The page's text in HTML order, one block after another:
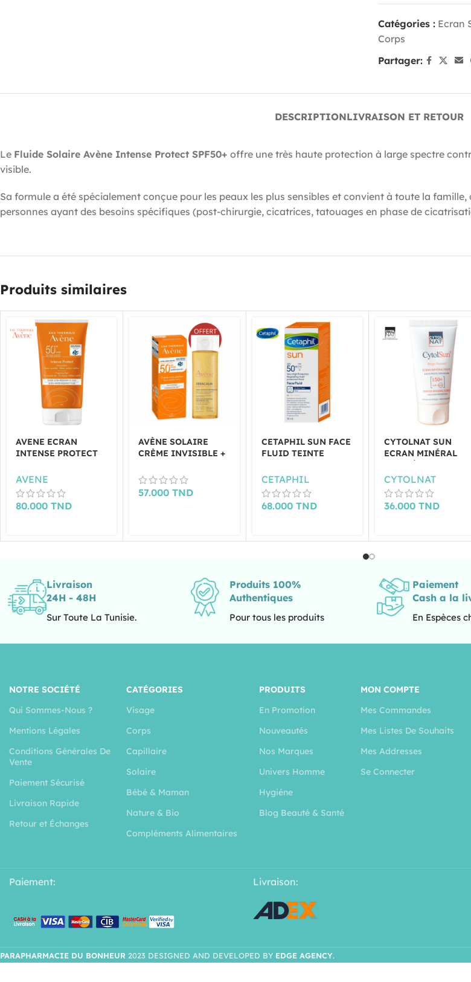
Catégories : Ecran
Corps
Partager:
DESCRIPTIONLIVRAISON ET RETOUR
Le Fluide Solaire Avène Intense Protect SPF50+ offre une très haute protection à large spectre
visible.
Sa formule a été spécialement conçue pour les peaux les plus sensibles et convient à toute la famille,
personnes ayant des besoins spécifiques (post-chirurgie, cicatrices, tatouages en phase de
Produits similaires
AVENE ECRAN
INTENSE PROTECT
AVENE
80.000 TND
AVÈNE SOLAIRE
CRÈME INVISIBLE +
LAVANTE 100 ML
OFFERTE
57.000TND
CETAPHIL SUN FACE
FLUID TEINTE
CETAPHIL
68.000 TND
CYTOLNAT SUN
ECRAN MINÉRAL
NATUREL SPF50+
50ML
CYTOLNAT
36.000 TND
Livraison
24H - 48H
Sur Toute La Tunisie.
Produits 100%
Authentiques
Pour tous les produits
Paiement
Cash a la
En Espèces
NOTRE SOCIÉTÉ
Qui Sommes-Nous ?
Mentions Légales
Conditions Générales De
Vente
Paiement Sécurisé
Livraison Rapide
Retour et Échanges
CATÉGORIES
Visage
Corps
Capillaire
Solaire
Bébé & Maman
Nature & Bio
Compléments Alimentaires
PRODUITS
En Promotion
Nouveautés
Nos Marques
Univers Homme
Hygiéne
Blog Beauté & Santé
MON COMPTE
Mes Commandes
Mes Listes De Souhaits
Mes Addresses
Se Connecter
Paiement: Livraison:
PARAPHARMACIE DU BONHEUR 2023 DESIGNED AND DEVELOPED BY EDGE AGENCY.